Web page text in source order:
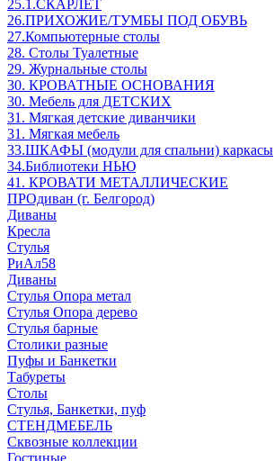
25.1.СКАРЛЕТ
26.ПРИХОЖИЕ/ТУМБЫ ПОД ОБУВЬ
27.Компьютерные столы
28. Столы Туалетные
29. Журнальные столы
30. КРОВАТНЫЕ ОСНОВАНИЯ
30. Мебель для ДЕТСКИХ
31. Мягкая детские диванчики
31. Мягкая мебель
33.ШКАФЫ (модули для спальни) каркасы
34.Библиотеки НЬЮ
41. КРОВАТИ МЕТАЛЛИЧЕСКИЕ
ПРОдиван (г. Белгород)
Диваны
Кресла
Стулья
РиАл58
Диваны
Стулья Опора метал
Стулья Опора дерево
Стулья барные
Столики разные
Пуфы и Банкетки
Табуреты
Столы
Стулья, Банкетки, пуф
СТЕНДМЕБЕЛЬ
Сквозные коллекции
Гостиные